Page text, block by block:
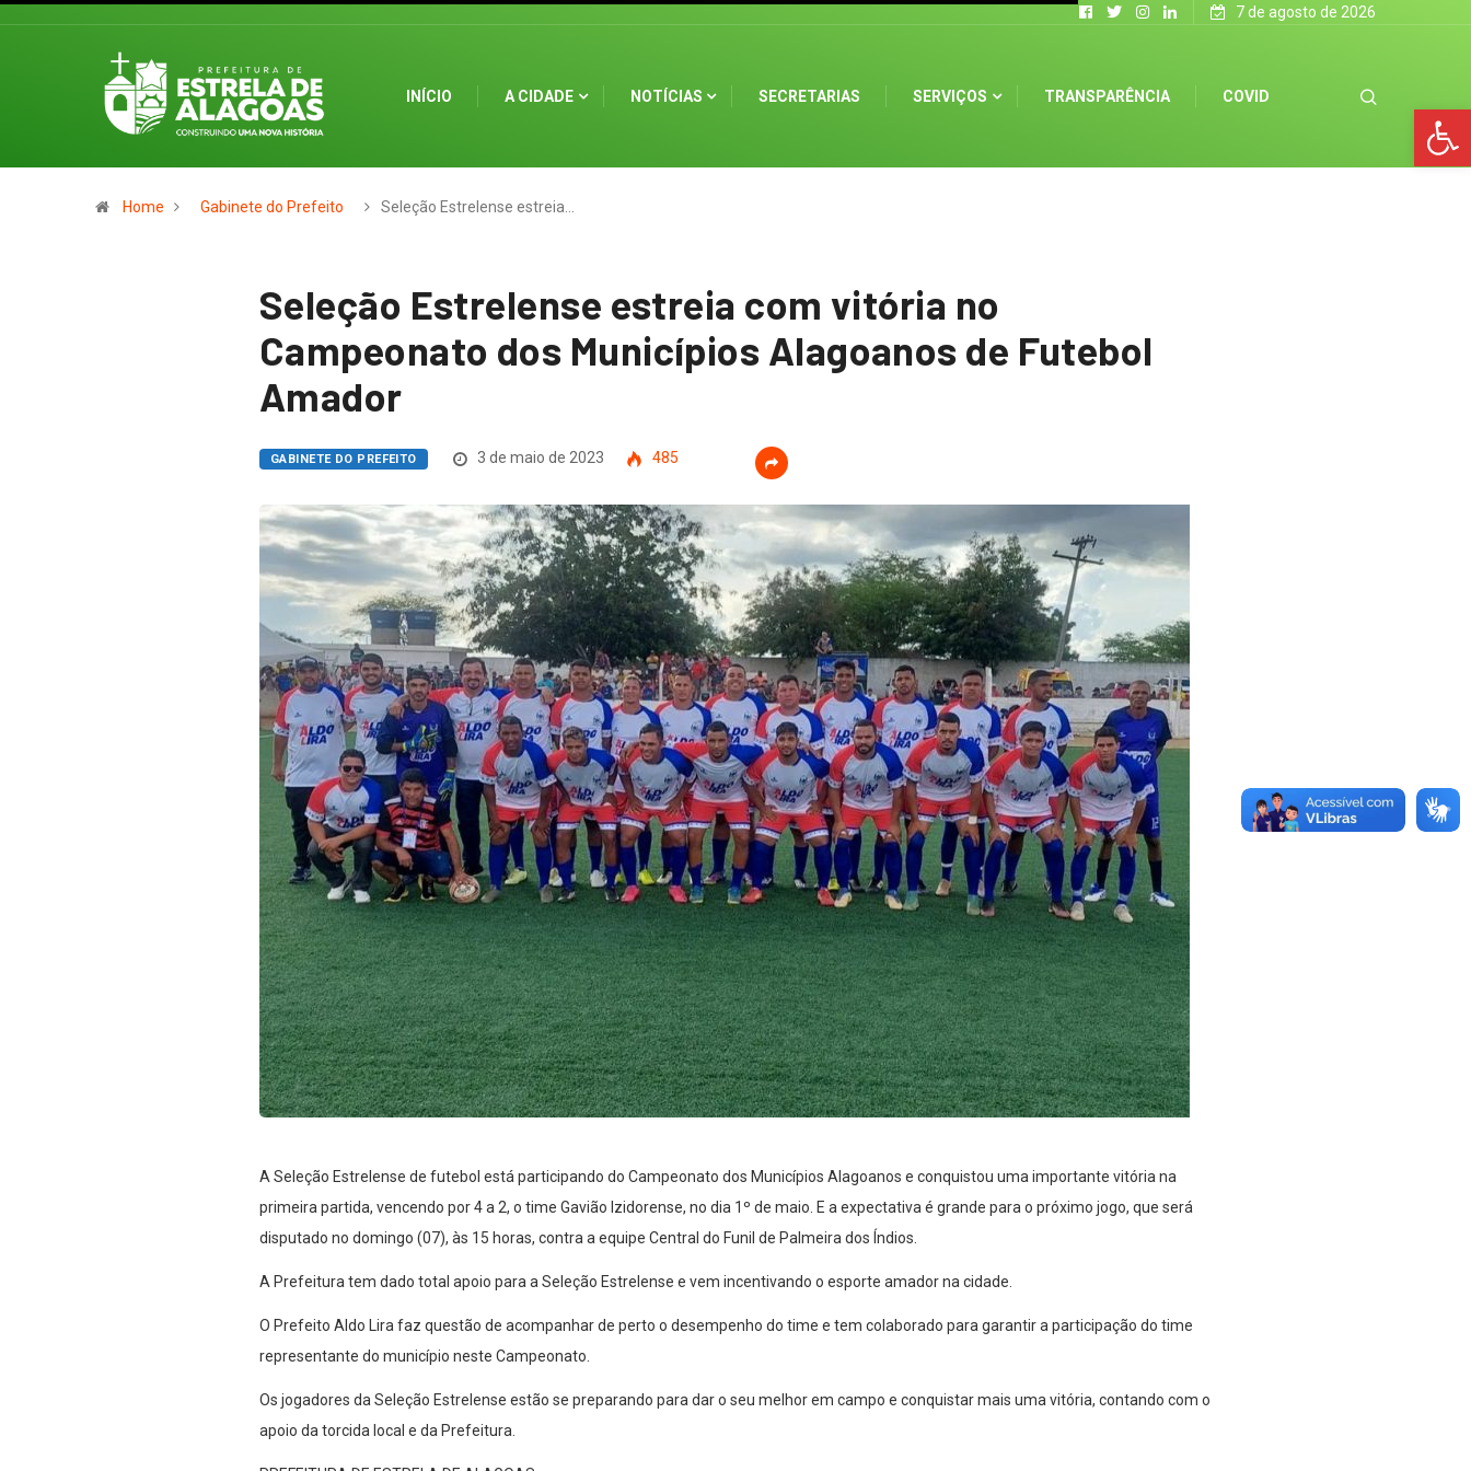
7 de agosto de 2026
INÍCIO A CIDADE NOTÍCIAS SECRETARIAS SERVIÇOS TRANSPARÊNCIA COVID
Home Gabinete do Prefeito Seleção Estrelense estreia…
Seleção Estrelense estreia com vitória no
Campeonato dos Municípios Alagoanos de Futebol
Amador
GABINETE DO PREFEITO 3 de maio de 2023 485
A Seleção Estrelense de futebol está participando do Campeonato dos Municípios Alagoanos e conquistou uma importante vitória na
primeira partida, vencendo por 4 a 2, o time Gavião Izidorense, no dia 1º de maio. E a expectativa é grande para o próximo jogo, que será
disputado no domingo (07), às 15 horas, contra a equipe Central do Funil de Palmeira dos Índios.
A Prefeitura tem dado total apoio para a Seleção Estrelense e vem incentivando o esporte amador na cidade.
O Prefeito Aldo Lira faz questão de acompanhar de perto o desempenho do time e tem colaborado para garantir a participação do time
representante do município neste Campeonato.
Os jogadores da Seleção Estrelense estão se preparando para dar o seu melhor em campo e conquistar mais uma vitória, contando com o
apoio da torcida local e da Prefeitura.